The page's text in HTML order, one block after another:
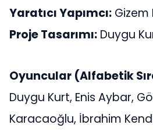
Yaratıcı Yapımcı: Gizem
Proje Tasarımı: Duygu
Oyuncular (Alfabetik
Duygu Kurt, Enis Aybar,
Karacaoğlu, İbrahim